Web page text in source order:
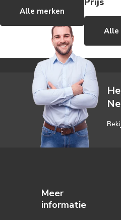
Alle merken
Alle
Meer
informatie